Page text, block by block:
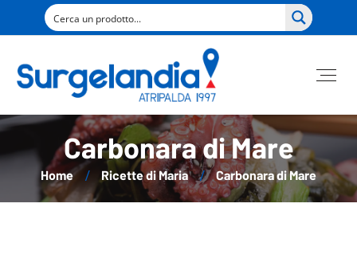
Carbonara di Mare
Home Ricette di Maria Carbonara di Mare